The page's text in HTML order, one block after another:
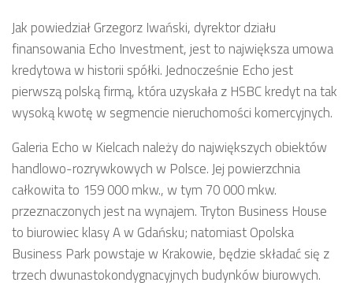
Jak powiedział Grzegorz Iwański, dyrektor działu
finansowania Echo Investment, jest to największa umowa
kredytowa w historii spółki. Jednocześnie Echo jest
pierwszą polską firmą, która uzyskała z HSBC kredyt na tak
wysoką kwotę w segmencie nieruchomości komercyjnych.
Galeria Echo w Kielcach należy do największych obiektów
handlowo-rozrywkowych w Polsce. Jej powierzchnia
całkowita to 159 000 mkw., w tym 70 000 mkw.
przeznaczonych jest na wynajem. Tryton Business House
to biurowiec klasy A w Gdańsku; natomiast Opolska
Business Park powstaje w Krakowie, będzie składać się z
trzech dwunastokondygnacyjnych budynków biurowych.